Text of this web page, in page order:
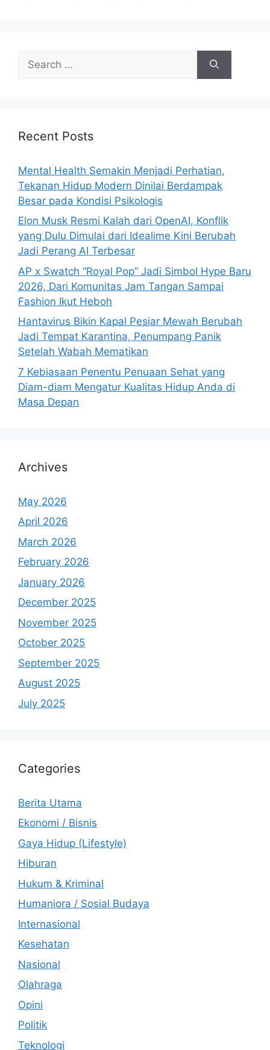
h
r
:
Recent Posts
Mental Health Semakin Menjadi Perhatian,
Tekanan Hidup Modern Dinilai Berdampak
Besar pada Kondisi Psikologis
Elon Musk Resmi Kalah dari OpenAI, Konflik
yang Dulu Dimulai dari Idealime Kini Berubah
Jadi Perang AI Terbesar
AP x Swatch “Royal Pop” Jadi Simbol Hype Baru
2026, Dari Komunitas Jam Tangan Sampai
Fashion Ikut Heboh
Hantavirus Bikin Kapal Pesiar Mewah Berubah
Jadi Tempat Karantina, Penumpang Panik
Setelah Wabah Mematikan
7 Kebiasaan Penentu Penuaan Sehat yang
Diam-diam Mengatur Kualitas Hidup Anda di
Masa Depan
Archives
May 2026
April 2026
March 2026
February 2026
January 2026
December 2025
November 2025
October 2025
September 2025
August 2025
July 2025
Categories
Berita Utama
Ekonomi / Bisnis
Gaya Hidup (Lifestyle)
Hiburan
Hukum & Kriminal
Humaniora / Sosial Budaya
Internasional
Kesehatan
Nasional
Olahraga
Opini
Politik
Teknologi